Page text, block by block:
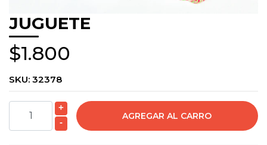
JUGUETE
$1.800
SKU: 32378
+
-